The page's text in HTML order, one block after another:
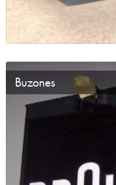
Buzones